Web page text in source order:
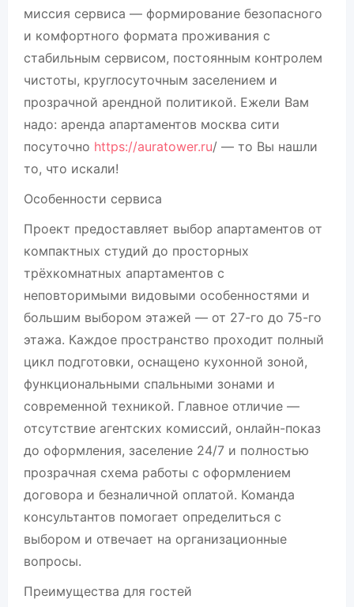
миссия сервиса — формирование безопасного
и комфортного формата проживания с
стабильным сервисом, постоянным контролем
чистоты, круглосуточным заселением и
прозрачной арендной политикой. Ежели Вам
надо: аренда апартаментов москва сити
посуточно https://auratower.ru/ — то Вы нашли
то, что искали!
Особенности сервиса
Проект предоставляет выбор апартаментов от
компактных студий до просторных
трёхкомнатных апартаментов с
неповторимыми видовыми особенностями и
большим выбором этажей — от 27-го до 75-го
этажа. Каждое пространство проходит полный
цикл подготовки, оснащено кухонной зоной,
функциональными спальными зонами и
современной техникой. Главное отличие —
отсутствие агентских комиссий, онлайн-показ
до оформления, заселение 24/7 и полностью
прозрачная схема работы с оформлением
договора и безналичной оплатой. Команда
консультантов помогает определиться с
выбором и отвечает на организационные
вопросы.
Преимущества для гостей